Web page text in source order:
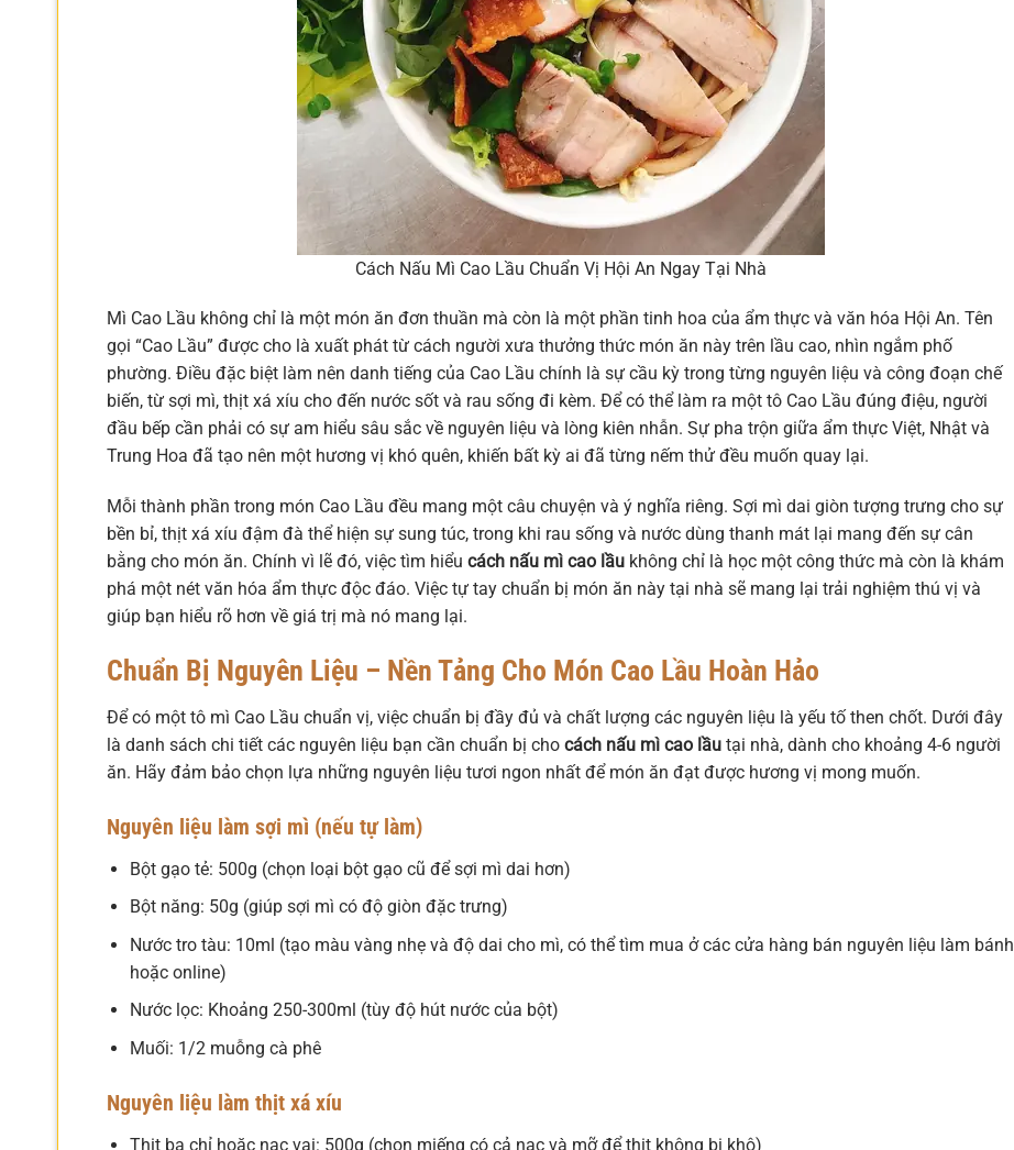
Cách Nấu Mì Cao Lầu Chuẩn Vị Hội An Ngay Tại Nhà
Mì Cao Lầu không chỉ là một món ăn đơn thuần mà còn là một phần tinh hoa của ẩm thực và văn hóa Hội An. Tên
gọi “Cao Lầu” được cho là xuất phát từ cách người xưa thưởng thức món ăn này trên lầu cao, nhìn ngắm phố
phường. Điều đặc biệt làm nên danh tiếng của Cao Lầu chính là sự cầu kỳ trong từng nguyên liệu và công đoạn chế
biến, từ sợi mì, thịt xá xíu cho đến nước sốt và rau sống đi kèm. Để có thể làm ra một tô Cao Lầu đúng điệu, người
đầu bếp cần phải có sự am hiểu sâu sắc về nguyên liệu và lòng kiên nhẫn. Sự pha trộn giữa ẩm thực Việt, Nhật và
Trung Hoa đã tạo nên một hương vị khó quên, khiến bất kỳ ai đã từng nếm thử đều muốn quay lại.
Mỗi thành phần trong món Cao Lầu đều mang một câu chuyện và ý nghĩa riêng. Sợi mì dai giòn tượng trưng cho sự
bền bỉ, thịt xá xíu đậm đà thể hiện sự sung túc, trong khi rau sống và nước dùng thanh mát lại mang đến sự cân
bằng cho món ăn. Chính vì lẽ đó, việc tìm hiểu cách nấu mì cao lầu không chỉ là học một công thức mà còn là khám
phá một nét văn hóa ẩm thực độc đáo. Việc tự tay chuẩn bị món ăn này tại nhà sẽ mang lại trải nghiệm thú vị và
giúp bạn hiểu rõ hơn về giá trị mà nó mang lại.
Chuẩn Bị Nguyên Liệu – Nền Tảng Cho Món Cao Lầu Hoàn Hảo
Để có một tô mì Cao Lầu chuẩn vị, việc chuẩn bị đầy đủ và chất lượng các nguyên liệu là yếu tố then chốt. Dưới đây
là danh sách chi tiết các nguyên liệu bạn cần chuẩn bị cho cách nấu mì cao lầu tại nhà, dành cho khoảng 4-6 người
ăn. Hãy đảm bảo chọn lựa những nguyên liệu tươi ngon nhất để món ăn đạt được hương vị mong muốn.
Nguyên liệu làm sợi mì (nếu tự làm)
Bột gạo tẻ: 500g (chọn loại bột gạo cũ để sợi mì dai hơn)
Bột năng: 50g (giúp sợi mì có độ giòn đặc trưng)
Nước tro tàu: 10ml (tạo màu vàng nhẹ và độ dai cho mì, có thể tìm mua ở các cửa hàng bán nguyên liệu làm bánh
hoặc online)
Nước lọc: Khoảng 250-300ml (tùy độ hút nước của bột)
Muối: 1/2 muỗng cà phê
Nguyên liệu làm thịt xá xíu
Thịt ba chỉ hoặc nạc vai: 500g (chọn miếng có cả nạc và mỡ để thịt không bị khô)